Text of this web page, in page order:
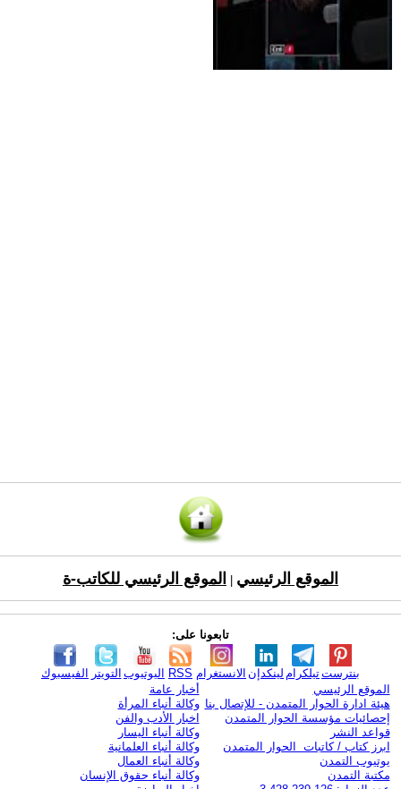
الموقع الرئيسي الموقع الرئيسي للكاتب-ة
تابعونا على:
الفيسبوك التويتر اليوتيوب RSS الانستغرام لينكدإن تيلكرامبنترست
الموقع الرئيسي
هيئة ادارة الحوار المتمدن - للإتصال بنا
إحصائيات مؤسسة الحوار المتمدن
قواعد النشر
ابرز كتاب / كاتبات الحوار المتمدن
يوتيوب التمدن
مكتبة التمدن
أخبار عامة
وكالة أنباء المرأة
اخبار الأدب والفن
وكالة أنباء اليسار
وكالة أنباء العلمانية
وكالة أنباء العمال
وكالة أنباء حقوق الإنسان